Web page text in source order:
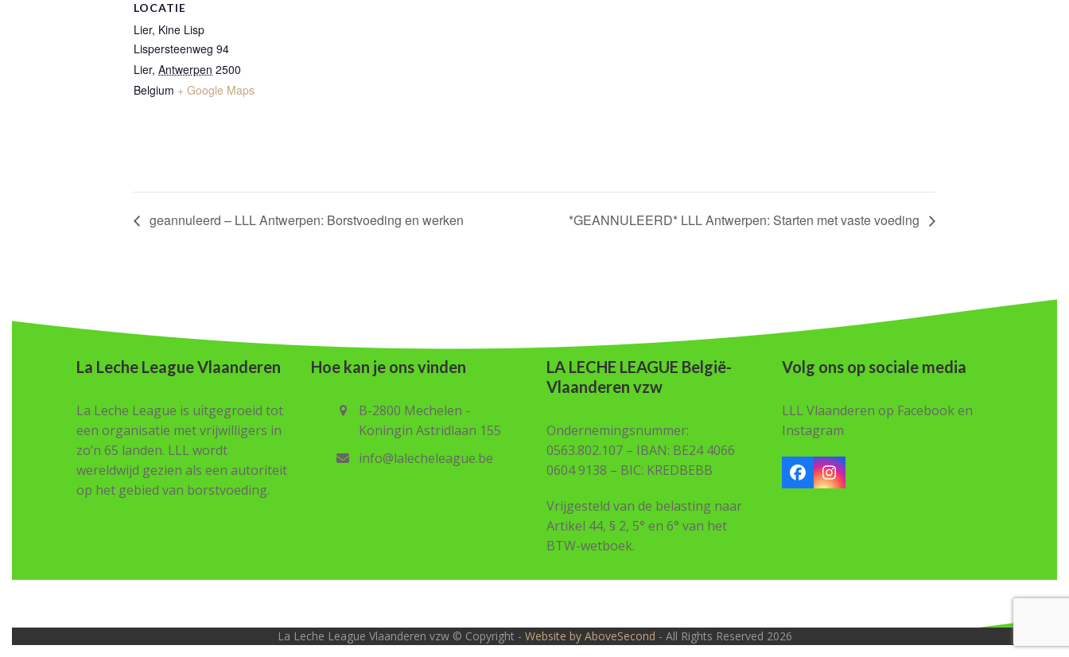
LOCATIE
Lier, Kine Lisp
Lispersteenweg 94
Lier, Antwerpen 2500
Belgium + Google Maps
geannuleerd – LLL Antwerpen: Borstvoeding en werken *GEANNULEERD* LLL Antwerpen: Starten met vaste voeding
La Leche League Vlaanderen
La Leche League is uitgegroeid tot
een organisatie met vrijwilligers in
zo’n 65 landen. LLL wordt
wereldwijd gezien als een autoriteit
op het gebied van borstvoeding.
Hoe kan je ons vinden
B-2800 Mechelen -
Koningin Astridlaan 155
info@lalecheleague.be
LA LECHE LEAGUE België-
Vlaanderen vzw
Ondernemingsnummer:
0563.802.107 – IBAN: BE24 4066
0604 9138 – BIC: KREDBEBB
Vrijgesteld van de belasting naar
Artikel 44, § 2, 5° en 6° van het
BTW-wetboek.
Volg ons op sociale media
LLL Vlaanderen op Facebook en
Instagram
FacebookInstagram
La Leche League Vlaanderen vzw © Copyright - Website by AboveSecond - All Rights Reserved 2026